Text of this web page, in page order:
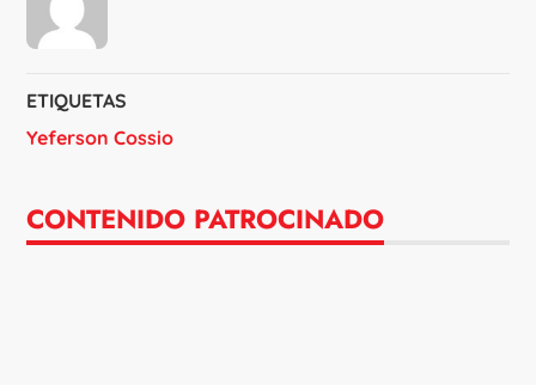
ETIQUETAS
Yeferson Cossio
CONTENIDO PATROCINADO